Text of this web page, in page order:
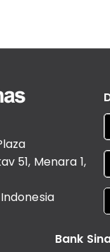
51, Menara 1,
Bank